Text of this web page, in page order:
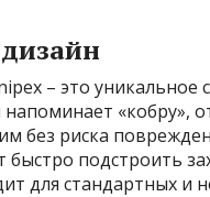
– это уникальное
«кобру»,
без риска
быстро подстроить
для стандартных и